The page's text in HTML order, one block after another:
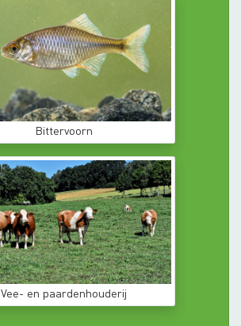
Bittervoorn
Vee- en paardenhouderij